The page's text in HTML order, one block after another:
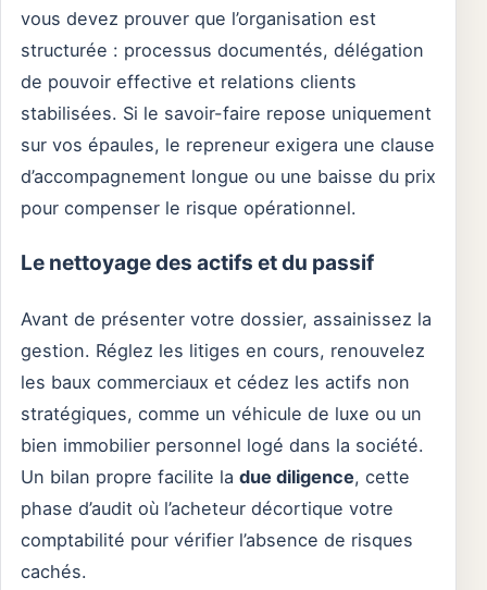
vous devez prouver que l’organisation est
structurée : processus documentés, délégation
de pouvoir effective et relations clients
stabilisées. Si le savoir-faire repose uniquement
sur vos épaules, le repreneur exigera une clause
d’accompagnement longue ou une baisse du prix
pour compenser le risque opérationnel.
Le nettoyage des actifs et du passif
Avant de présenter votre dossier, assainissez la
gestion. Réglez les litiges en cours, renouvelez
les baux commerciaux et cédez les actifs non
stratégiques, comme un véhicule de luxe ou un
bien immobilier personnel logé dans la société.
Un bilan propre facilite la due diligence, cette
phase d’audit où l’acheteur décortique votre
comptabilité pour vérifier l’absence de risques
cachés.